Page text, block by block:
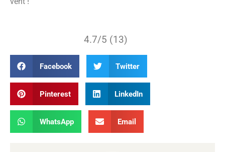
4.7/5 (13)
Facebook Twitter
Pinterest LinkedIn
WhatsApp Email